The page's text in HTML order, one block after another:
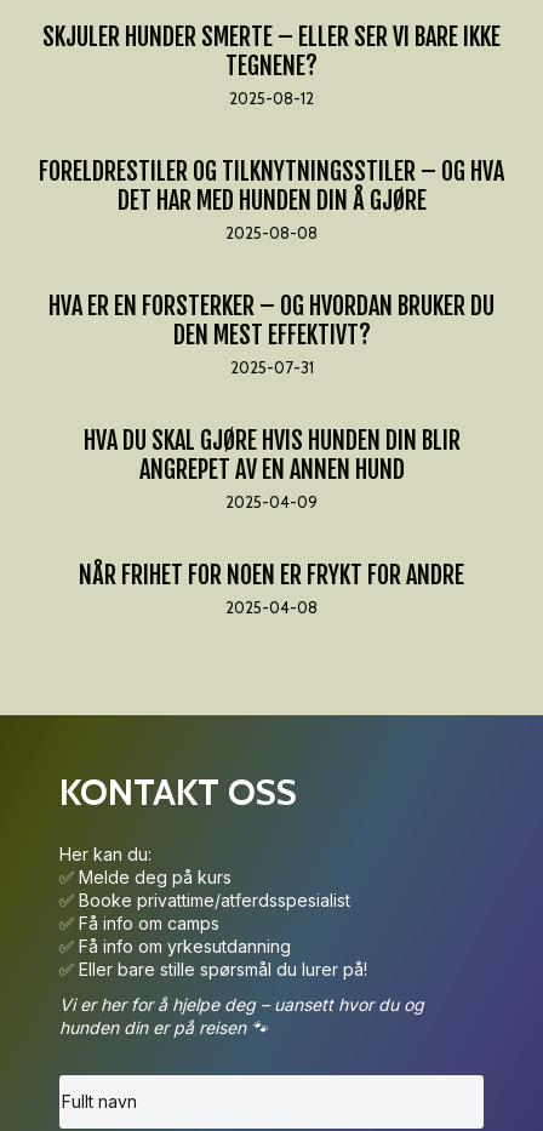
SKJULER HUNDER SMERTE – ELLER SER VI BARE IKKE
TEGNENE?
2025-08-12
FORELDRESTILER OG TILKNYTNINGSSTILER – OG HVA
DET HAR MED HUNDEN DIN Å GJØRE
2025-08-08
HVA ER EN FORSTERKER – OG HVORDAN BRUKER DU
DEN MEST EFFEKTIVT?
2025-07-31
HVA DU SKAL GJØRE HVIS HUNDEN DIN BLIR
ANGREPET AV EN ANNEN HUND
2025-04-09
NÅR FRIHET FOR NOEN ER FRYKT FOR ANDRE
2025-04-08
KONTAKT OSS
Her kan du:
✅ Melde deg på kurs
✅ Booke privattime/atferdsspesialist
✅ Få info om camps
✅ Få info om yrkesutdanning
✅ Eller bare stille spørsmål du lurer på!
Vi er her for å hjelpe deg – uansett hvor du og
hunden din er på reisen 🐾